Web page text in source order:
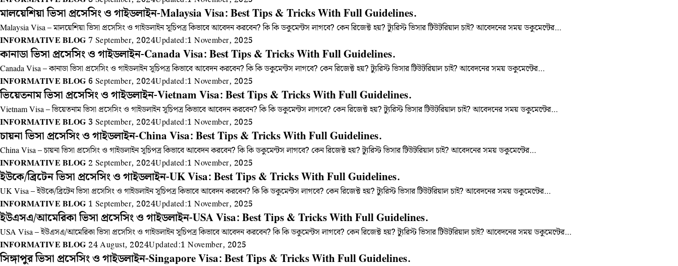
মালয়েশিয়া ভিসা প্রসেসিং ও গাইডলাইন-Malaysia Visa: Best Tips & Tricks With Full Guidelines.
Malaysia Visa – মালয়েশিয়া ভিসা প্রসেসিং ও গাইডলাইন সূচিপত্র কিভাবে আবেদন করবেন? কি কি ডকুমেন্টস লাগবে? কেন রিজেক্ট হয়? ট্যুরিস্ট ভিসার টিউটরিয়াল চাই? আবেদনের সময় ডকুমেন্টের…
INFORMATIVE BLOG 7 September, 2024Updated:1 November, 2025
কানাডা ভিসা প্রসেসিং ও গাইডলাইন-Canada Visa: Best Tips & Tricks With Full Guidelines.
Canada Visa – কানাডা ভিসা প্রসেসিং ও গাইডলাইন সূচিপত্র কিভাবে আবেদন করবেন? কি কি ডকুমেন্টস লাগবে? কেন রিজেক্ট হয়? ট্যুরিস্ট ভিসার টিউটরিয়াল চাই? আবেদনের সময় ডকুমেন্টের…
INFORMATIVE BLOG 6 September, 2024Updated:1 November, 2025
ভিয়েতনাম ভিসা প্রসেসিং ও গাইডলাইন-Vietnam Visa: Best Tips & Tricks With Full Guidelines.
Vietnam Visa – ভিয়েতনাম ভিসা প্রসেসিং ও গাইডলাইন সূচিপত্র কিভাবে আবেদন করবেন? কি কি ডকুমেন্টস লাগবে? কেন রিজেক্ট হয়? ট্যুরিস্ট ভিসার টিউটরিয়াল চাই? আবেদনের সময় ডকুমেন্টের…
INFORMATIVE BLOG 3 September, 2024Updated:1 November, 2025
চায়না ভিসা প্রসেসিং ও গাইডলাইন-China Visa: Best Tips & Tricks With Full Guidelines.
China Visa – চায়না ভিসা প্রসেসিং ও গাইডলাইন সূচিপত্র কিভাবে আবেদন করবেন? কি কি ডকুমেন্টস লাগবে? কেন রিজেক্ট হয়? ট্যুরিস্ট ভিসার টিউটরিয়াল চাই? আবেদনের সময় ডকুমেন্টের…
INFORMATIVE BLOG 2 September, 2024Updated:1 November, 2025
ইউকে/ব্রিটেন ভিসা প্রসেসিং ও গাইডলাইন-UK Visa: Best Tips & Tricks With Full Guidelines.
UK Visa – ইউকে/ব্রিটেন ভিসা প্রসেসিং ও গাইডলাইন সূচিপত্র কিভাবে আবেদন করবেন? কি কি ডকুমেন্টস লাগবে? কেন রিজেক্ট হয়? ট্যুরিস্ট ভিসার টিউটরিয়াল চাই? আবেদনের সময় ডকুমেন্টের…
INFORMATIVE BLOG 1 September, 2024Updated:1 November, 2025
ইউএসএ/আমেরিকা ভিসা প্রসেসিং ও গাইডলাইন-USA Visa: Best Tips & Tricks With Full Guidelines.
USA Visa – ইউএসএ/আমেরিকা ভিসা প্রসেসিং ও গাইডলাইন সূচিপত্র কিভাবে আবেদন করবেন? কি কি ডকুমেন্টস লাগবে? কেন রিজেক্ট হয়? ট্যুরিস্ট ভিসার টিউটরিয়াল চাই? আবেদনের সময় ডকুমেন্টের…
INFORMATIVE BLOG 24 August, 2024Updated:1 November, 2025
সিঙ্গাপুর ভিসা প্রসেসিং ও গাইডলাইন-Singapore Visa: Best Tips & Tricks With Full Guidelines.